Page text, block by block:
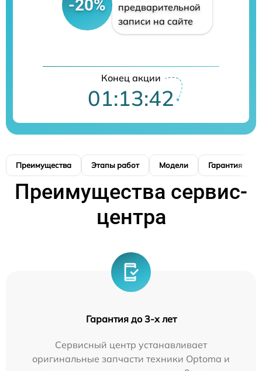
-20%
предварительной
записи на сайте
Конец акции
01:13:41
Преимущества Этапы работ Модели Гарантия
Преимущества сервис-
центра
Гарантия до 3-х лет
Сервисный центр устанавливает
оригинальные запчасти техники Optoma и